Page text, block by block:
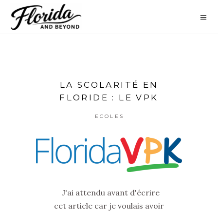
LA SCOLARITÉ EN
FLORIDE : LE VPK
ECOLES
J'ai attendu avant d'écrire
cet article car je voulais avoir